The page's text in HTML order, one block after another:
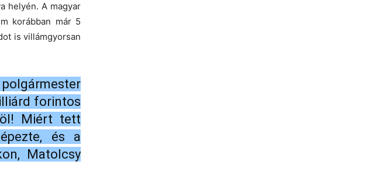
helyén. A magyar
korábban már 5
is villámgyorsan
forintos
Miért tett
és a
Matolcsy